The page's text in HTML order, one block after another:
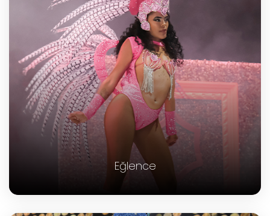
Eğlence